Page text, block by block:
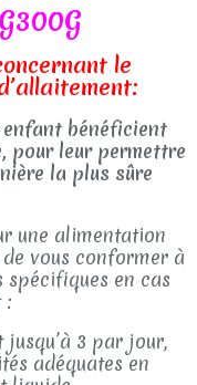
le
bénéficient
pour leur permettre
la plus sûre
une alimentation
vous conformer à
spécifiques en cas
:
3 par jour,
adéquates en